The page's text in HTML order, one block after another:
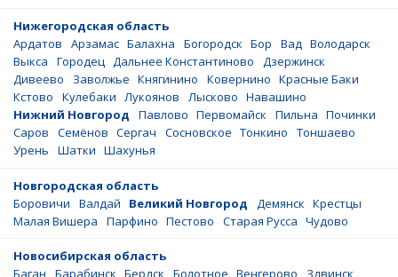
Нижегородская область
Ардатов
Арзамас Балахна Богородск Бор Вад Володарск
Выкса
Городец Дальнее Константиново
Дзержинск
Дивеево
Заволжье Княгинино Ковернино Красные Баки
Кстово
Кулебаки Лукоянов Лысково Навашино
Нижний Новгород
Павлово Первомайск Пильна Починки
Саров
Семёнов Сергач Сосновское Тонкино
Тоншаево
Урень
Шатки Шахунья
Новгородская область
Боровичи
Валдай Великий Новгород Демянск Крестцы
Малая Вишера
Парфино Пестово Старая Русса Чудово
Новосибирская область